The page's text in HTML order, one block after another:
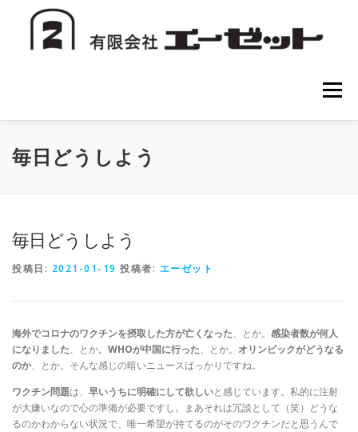
キ
メニュー
HOME 会社案内
毎日どうしよう
毎日どうしよう
投稿日: 2021-01-19 投稿者: エーゼット
海外でコロナのワクチンを摂取した方が亡くなった、とか。 感染者数が何人
になりました、とか。 WHOが中国に行った、とか。 オリンピックがどうなる
のか、とか。そんな感じの暗いニュースばっかりですね。
ワクチン問題は、 早いうちに明確にして欲しいと感じています。私的に注射
が大嫌いなので心の準備が必要ですし。まあそれは冗談として（笑）どうな
るのかわからない状況で、唯一希望が持てるのがそのワクチンだと思うんで